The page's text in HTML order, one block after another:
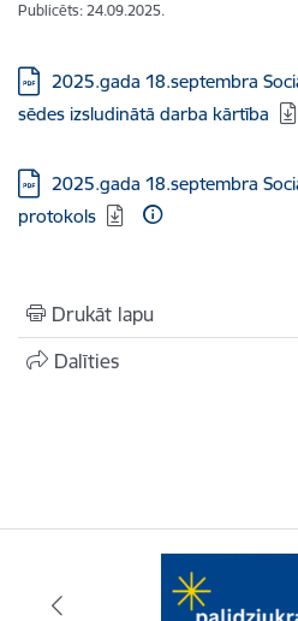
Publicēts: 24.09.2025.
Lejupielādēt:
2025.gada 18.septembra
sēdes izsludinātā darba kārtība
Lejupielādēt:
2025.gada 18.septembra
protokols
Drukāt lapu
Dalīties